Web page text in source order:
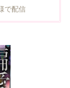
で配信